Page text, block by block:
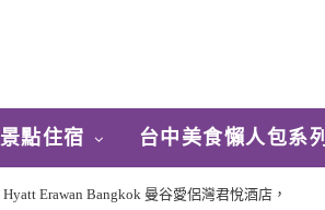
點住宿 台中美食懶人包系列
Erawan Bangkok 曼谷愛侶灣君悅酒店，